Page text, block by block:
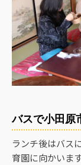
バスで小田原
ランチ後はバス
育園に向かいます